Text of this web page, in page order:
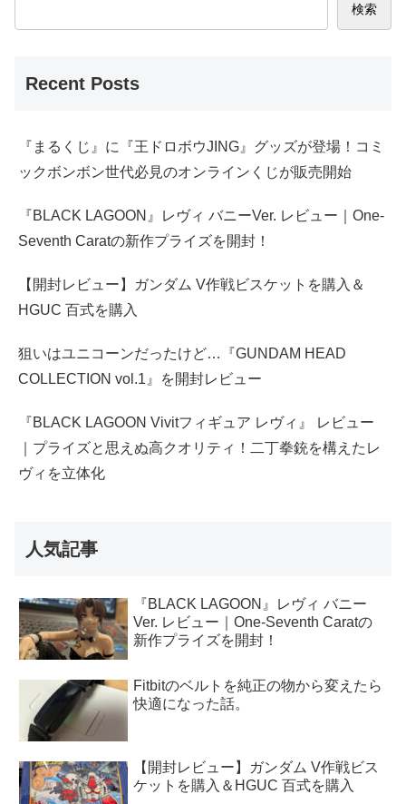
検索
Recent Posts
『まるくじ』に『王ドロボウJING』グッズが登場！コミ
ックボンボン世代必見のオンラインくじが販売開始
『BLACK LAGOON』レヴィ バニーVer. レビュー｜One-
Seventh Caratの新作プライズを開封！
【開封レビュー】ガンダム V作戦ビスケットを購入＆
HGUC 百式を購入
狙いはユニコーンだったけど…『GUNDAM HEAD
COLLECTION vol.1』を開封レビュー
『BLACK LAGOON Vivitフィギュア レヴィ』 レビュー
｜プライズと思えぬ高クオリティ！二丁拳銃を構えたレ
ヴィを立体化
人気記事
『BLACK LAGOON』レヴィ バニー
Ver. レビュー｜One-Seventh Caratの
新作プライズを開封！
Fitbitのベルトを純正の物から変えたら
快適になった話。
【開封レビュー】ガンダム V作戦ビス
ケットを購入＆HGUC 百式を購入